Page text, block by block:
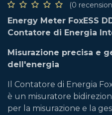
(0
Energy Meter FoxESS
Contatore di Energia
Misurazione precisa e
dell'energia
Il Contatore di Energia
è un misuratore
per la misurazione e la